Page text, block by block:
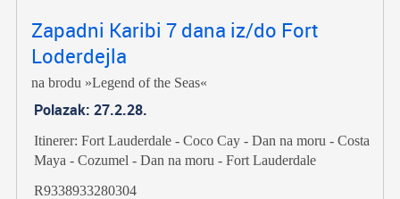
Zapadni Karibi 7 dana iz/do Fort
Loderdejla
na brodu »Legend of the Seas«
Polazak: 27.2.28.
Itinerer: Fort Lauderdale - Coco Cay - Dan na moru - Costa
Maya - Cozumel - Dan na moru - Fort Lauderdale
R9338933280304